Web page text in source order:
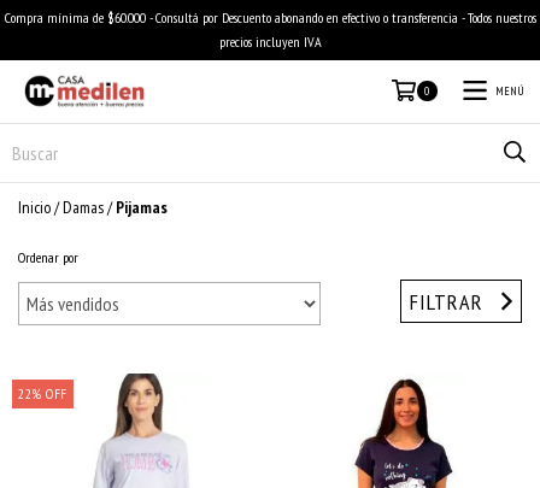
Compra mínima de $60.000 - Consultá por Descuento abonando en efectivo o transferencia - Todos nuestros
precios incluyen IVA
0 MENÚ
Inicio/Damas/ Pijamas
Ordenar por
FILTRAR
22% OFF